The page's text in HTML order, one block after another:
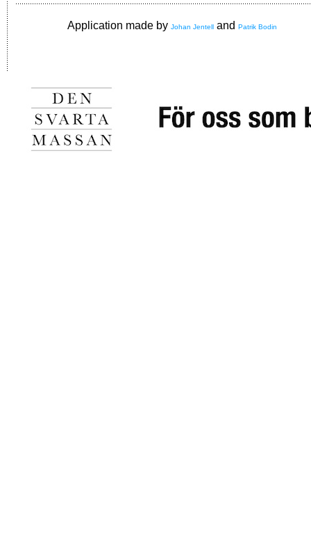
Application made by Johan Jentell and Patrik Bodin